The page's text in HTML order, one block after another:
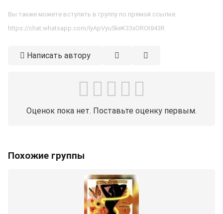
Вы также можете вступить в группу по прямой ссылке:
https://chat.whatsapp.com/IyApVyuSkeK33xOROt843R
Написать автору
Оценок пока нет. Поставьте оценку первым.
Похожие группы